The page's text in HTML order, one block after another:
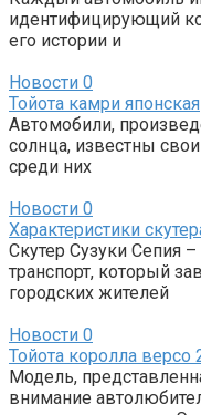
идентифицирующий
его истории и
Новости 0
Тойота камри японская
Автомобили,
солнца, известны
среди них
Новости 0
Характеристики
Скутер Сузуки Сепия
транспорт, который
городских жителей
Новости 0
Тойота королла версо
Модель,
внимание